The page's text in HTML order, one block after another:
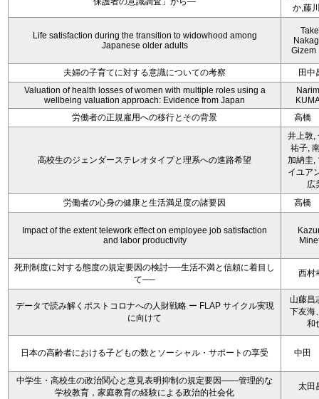
か,藤
Life satisfaction during the transition to widowhood among
Japanese older adults
Gizem
夫婦の子育てに対する意識についての考察
田中
Valuation of health losses of women with multiple roles using a
wellbeing valuation approach: Evidence from Japan
労働者の正規雇用への移行とその背景
高橋
高校生のジェンダーステレオタイプと理系への進路希望
井上敦,
祐子,
加納圭,
イユア
広
労働者の心身の健康と生活満足度の諸要因
高橋
Impact of the extent telework effect on employee job satisfaction
and labor productivity
死刑制度に対する態度の規定要因の検討──生活不満と信頼に着目し
て──
西村
データで読み解くポストコロナへの人財戦略 ー FLAP サイクル実現
に向けて
山藤昌
下友海
和
日本の高齢者における子どもの数とソーシャル・サポートの享受 中田
中学生・高校生の政治関心と意見表明抑制の規定要因――管理的な
学校教育，家庭教育の経験による政治的社会化
太田